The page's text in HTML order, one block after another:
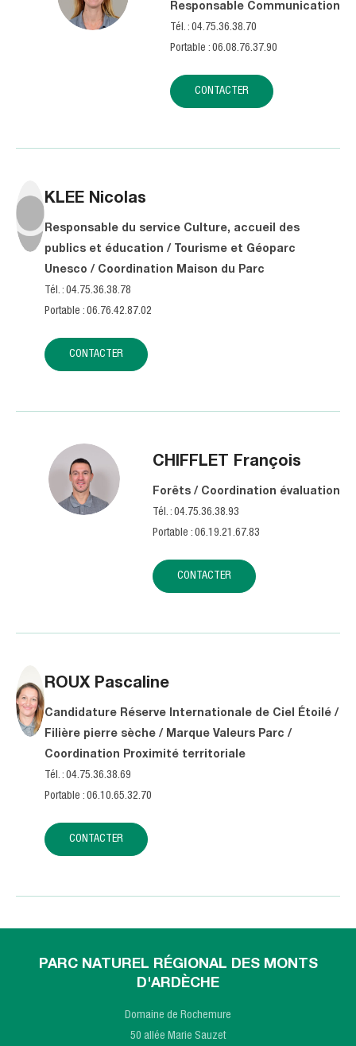
Responsable Communication
Tél. : 04.75.36.38.70
Portable : 06.08.76.37.90
CONTACTER
KLEE Nicolas
Responsable du service Culture, accueil des
publics et éducation / Tourisme et Géoparc
Unesco / Coordination Maison du Parc
Tél. : 04.75.36.38.78
Portable : 06.76.42.87.02
CONTACTER
CHIFFLET François
Forêts / Coordination évaluation
Tél. : 04.75.36.38.93
Portable : 06.19.21.67.83
CONTACTER
ROUX Pascaline
Candidature Réserve Internationale de Ciel Étoilé /
Filière pierre sèche / Marque Valeurs Parc /
Coordination Proximité territoriale
Tél. : 04.75.36.38.69
Portable : 06.10.65.32.70
CONTACTER
PARC NATUREL RÉGIONAL DES MONTS
D'ARDÈCHE
Domaine de Rochemure
50 allée Marie Sauzet